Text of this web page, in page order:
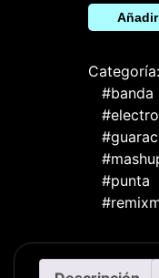
Bam
Bam
cantidad
Categoría:
#banda
#punta